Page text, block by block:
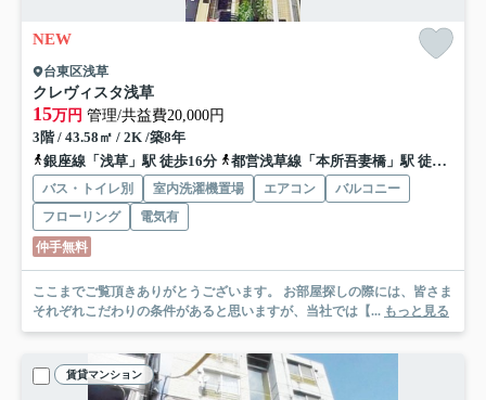
NEW
台東区浅草
クレヴィスタ浅草
15万円 管理/共益費20,000円
3階 / 43.58㎡ / 2K /築8年
銀座線「浅草」駅 徒歩16分
都営浅草線「本所吾妻橋」駅 徒歩18分
バス・トイレ別 室内洗濯機置場 エアコン
バルコニー
フローリング
電気有
仲手無料
ここまでご覧頂きありがとうございます。 お部屋探しの際には、皆さま
それぞれこだわりの条件があると思いますが、当社では【... もっと見る
賃貸マンション